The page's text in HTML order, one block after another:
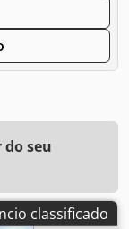
seu
classificado